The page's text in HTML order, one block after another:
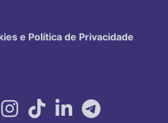
e Política de Privacidade